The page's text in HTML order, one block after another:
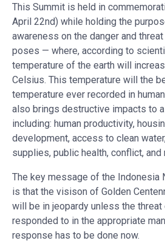
This Summit is held in
April 22nd) while holding the
awareness on the danger and
poses — where, according to
temperature of the earth will
Celsius. This temperature will the
temperature ever recorded in
also brings destructive impacts to
including: human productivity,
development, access to clean
supplies, public health, conflict, and
The key message of the Indonesia
is that the visison of Golden
will be in jeopardy unless the
responded to in the appropriate
response has to be done now.